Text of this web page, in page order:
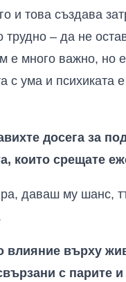
и това създава
трудно – да не
е много важно, но
ума и психиката
досега за
които срещате
даваш му шанс,
влияние върху
с парите